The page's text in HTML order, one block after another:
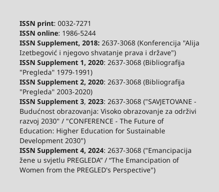
ISSN print: 0032-7271
ISSN online: 1986-5244
ISSN Supplement, 2018:2637-3068 (Konferencija "Alija
Izetbegović i njegovo shvatanje prava i države")
ISSN Supplement 1, 2020: 2637-3068 (Bibliografija
"Pregleda" 1979-1991)
ISSN Supplement 2, 2020: 2637-3068 (Bibliografija
"Pregleda" 2003-2020)
ISSN Supplement 3, 2023: 2637-3068 ("SAVJETOVANE -
Budućnost obrazovanja: Visoko obrazovanje za održivi
razvoj 2030" / "CONFERENCE - The Future of
Education: Higher Education for Sustainable
Development 2030")
ISSN Supplement 4, 2024: 2637-3068 ("Emancipacija
žene u svjetlu PREGLEDA” / “The Emancipation of
Women from the PREGLED's Perspective")